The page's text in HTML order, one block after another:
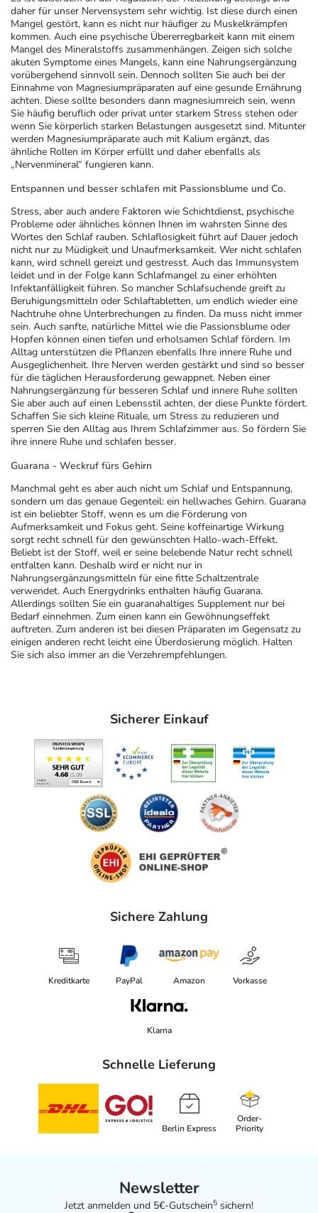
daher für unser Nervensystem sehr wichtig. Ist diese durch einen
Mangel gestört, kann es nicht nur häufiger zu Muskelkrämpfen
kommen. Auch eine psychische Übererregbarkeit kann mit einem
Mangel des Mineralstoffs zusammenhängen. Zeigen sich solche
akuten Symptome eines Mangels, kann eine Nahrungsergänzung
vorübergehend sinnvoll sein. Dennoch sollten Sie auch bei der
Einnahme von Magnesiumpräparaten auf eine gesunde Ernährung
achten. Diese sollte besonders dann magnesiumreich sein, wenn
Sie häufig beruflich oder privat unter starkem Stress stehen oder
wenn Sie körperlich starken Belastungen ausgesetzt sind. Mitunter
werden Magnesiumpräparate auch mit Kalium ergänzt, das
ähnliche Rollen im Körper erfüllt und daher ebenfalls als
„Nervenmineral“ fungieren kann.
Entspannen und besser schlafen mit Passionsblume und Co.
Stress, aber auch andere Faktoren wie Schichtdienst, psychische
Probleme oder ähnliches können Ihnen im wahrsten Sinne des
Wortes den Schlaf rauben. Schlaflosigkeit führt auf Dauer jedoch
nicht nur zu Müdigkeit und Unaufmerksamkeit. Wer nicht schlafen
kann, wird schnell gereizt und gestresst. Auch das Immunsystem
leidet und in der Folge kann Schlafmangel zu einer erhöhten
Infektanfälligkeit führen. So mancher Schlafsuchende greift zu
Beruhigungsmitteln oder Schlaftabletten, um endlich wieder eine
Nachtruhe ohne Unterbrechungen zu finden. Da muss nicht immer
sein. Auch sanfte, natürliche Mittel wie die Passionsblume oder
Hopfen können einen tiefen und erholsamen Schlaf fördern. Im
Alltag unterstützen die Pflanzen ebenfalls Ihre innere Ruhe und
Ausgeglichenheit. Ihre Nerven werden gestärkt und sind so besser
für die täglichen Herausforderung gewappnet. Neben einer
Nahrungsergänzung für besseren Schlaf und innere Ruhe sollten
Sie aber auch auf einen Lebensstil achten, der diese Punkte fördert.
Schaffen Sie sich kleine Rituale, um Stress zu reduzieren und
sperren Sie den Alltag aus Ihrem Schlafzimmer aus. So fördern Sie
ihre innere Ruhe und schlafen besser.
Guarana - Weckruf fürs Gehirn
Manchmal geht es aber auch nicht um Schlaf und Entspannung,
sondern um das genaue Gegenteil: ein hellwaches Gehirn. Guarana
ist ein beliebter Stoff, wenn es um die Förderung von
Aufmerksamkeit und Fokus geht. Seine koffeinartige Wirkung
sorgt recht schnell für den gewünschten Hallo-wach-Effekt.
Beliebt ist der Stoff, weil er seine belebende Natur recht schnell
entfalten kann. Deshalb wird er nicht nur in
Nahrungsergänzungsmitteln für eine fitte Schaltzentrale
verwendet. Auch Energydrinks enthalten häufig Guarana.
Allerdings sollten Sie ein guaranahaltiges Supplement nur bei
Bedarf einnehmen. Zum einen kann ein Gewöhnungseffekt
auftreten. Zum anderen ist bei diesen Präparaten im Gegensatz zu
einigen anderen recht leicht eine Überdosierung möglich. Halten
Sie sich also immer an die Verzehrempfehlungen.
Sicherer Einkauf
Sichere Zahlung
Kreditkarte PayPal Amazon Vorkasse
Klarna
Schnelle Lieferung
Berlin Express
Order-
Priority
Newsletter
Jetzt anmelden und 5€-Gutschein5 sichern!